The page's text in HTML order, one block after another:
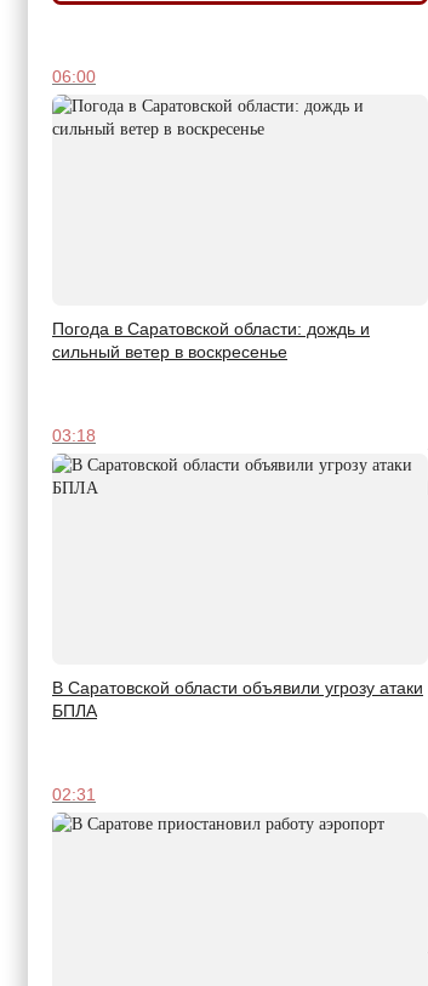
06:00
Погода в Саратовской области: дождь и
сильный ветер в воскресенье
03:18
В Саратовской области объявили угрозу атаки
БПЛА
02:31